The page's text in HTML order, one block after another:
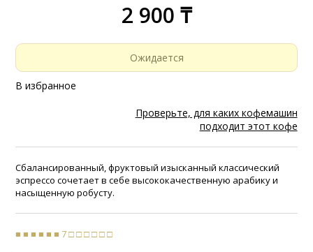
2 900 ₸
Ожидается
В избранное
Проверьте, для каких кофемашин
подходит этот кофе
Сбалансированный, фруктовый изысканный классический
эспрессо сочетает в себе высококачественную арабику и
насыщенную робусту.
■ ■ ■ ■ ■ ■ 7 □ □ □ □ □ □